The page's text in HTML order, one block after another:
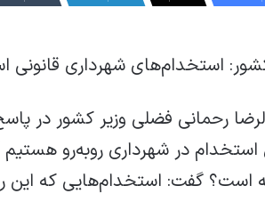
استخدام‌های شهرداری قانونی
رحمانی فضلی وزیر کشور در
در شهرداری روبه‌رو هستیم
است؟ گفت: استخدام‌هایی که این